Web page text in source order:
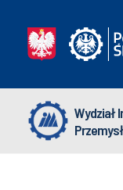
Wydział